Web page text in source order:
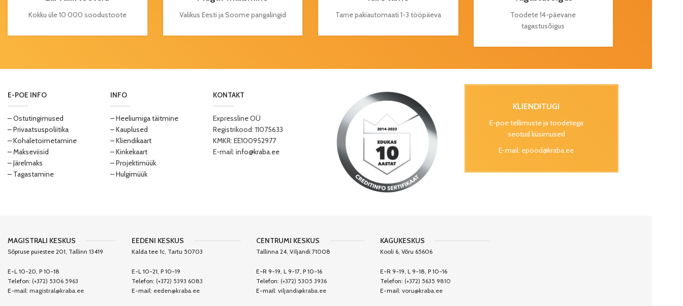
Kokku üle 10 000 soodustoote Valikus Eesti ja Soome pangalingid Tarne pakiautomaati 1-3 tööpäeva
Toodete 14-päevane
tagastusõigus
E-POE INFO
– Ostutingimused
– Privaatsuspoliitika
– Kohaletoimetamine
– Makseviisid
– Järelmaks
– Tagastamine
INFO
– Heeliumiga täitmine
– Kauplused
– Kliendikaart
– Kinkekaart
– Projektimüük
– Hulgimüük
KONTAKT
Expressline OÜ
Registrikood: 11075633
KMKR: EE100952977
E-mail: info@kraba.ee
KLIENDITUGI
E-poe tellimuste ja toodetega
seotud küsimused
E-mail: epood@kraba.ee
MAGISTRALI KESKUS
Sõpruse puiestee 201, Tallinn 13419
E-L 10-20, P 10-18
Telefon: (+372) 5306 5963
E-mail: magistral@kraba.ee
EEDENI KESKUS
Kalda tee 1c, Tartu 50703
E-L 10-21, P 10-19
Telefon: (+372) 5393 6083
E-mail: eeden@kraba.ee
CENTRUMI KESKUS
Tallinna 24, Viljandi 71008
E-R 9-19, L 9-17, P 10-16
Telefon: (+372) 5305 3936
E-mail: viljandi@kraba.ee
KAGUKESKUS
Kooli 6, Võru 65606
E-R 9-19, L 9-18, P 10-16
Telefon: (+372) 5635 9810
E-mail:voru@kraba.ee